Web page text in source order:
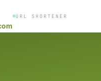
URL SHORTENER